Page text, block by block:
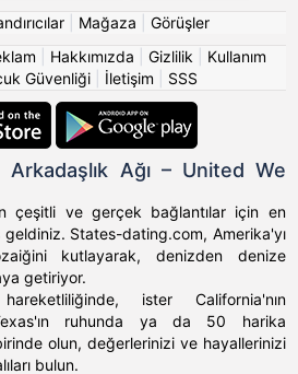
Mağaza
Görüşler
Hakkımızda Gizlilik
Kullanım
Güvenliği| İletişim SSS
Ağı – United We
çeşitli ve gerçek bağlantılar için en
States-dating.com, Amerika'yı
kutlayarak, denizden denize
getiriyor.
ister California'nın
ruhunda ya da 50 harika
olun, değerlerinizi ve hayallerinizi
bulun.